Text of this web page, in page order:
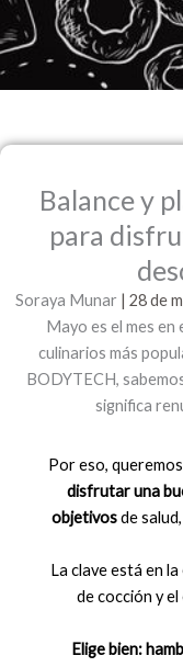
Balance y
para
Soraya Munar | 28 de
Mayo es el mes en
culinarios más
BODYTECH,
significa
Por eso,
disfrutar una
objetivosde
La clave está en la
de cocción y
Elige bien: